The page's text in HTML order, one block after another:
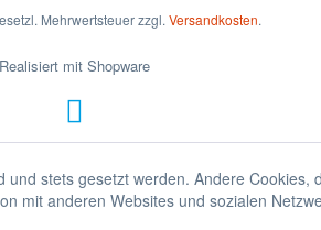
Mehrwertsteuer zzgl. Versandkosten.
Realisiert mit Shopware
stets gesetzt werden. Andere Cookies,
mit anderen Websites und sozialen